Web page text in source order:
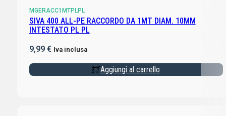
MGERACC1MTPLPL
SIVA 400 ALL-PE RACCORDO DA 1MT DIAM. 10MM
INTESTATO PL PL
9,99 € Iva inclusa
Aggiungi al carrello